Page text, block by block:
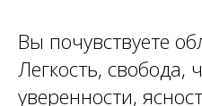
Вы почувствуете
Легкость, свобода,
уверенности,